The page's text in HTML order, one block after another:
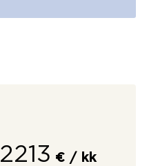
2213 € / kk